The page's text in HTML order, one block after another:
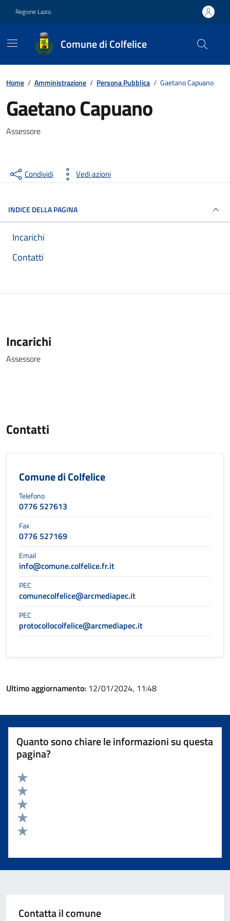
Regione Lazio
Comune di Colfelice
Contenuti in evidenza
Home / Amministrazione / Persona Pubblica / Gaetano Capuano
Gaetano Capuano
Assessore
Condividi Vedi azioni
INDICE DELLA PAGINA
Incarichi
Contatti
Incarichi
Assessore
Contatti
Comune di Colfelice
Telefono
0776 527613
Fax
0776 527169
Email
info@comune.colfelice.fr.it
PEC
comunecolfelice@arcmediapec.it
PEC
protocollocolfelice@arcmediapec.it
Ultimo aggiornamento: 12/01/2024, 11:48
Quanto sono chiare le informazioni su questa
pagina?
Valuta 5 stelle su 5
Valuta 4 stelle su 5
Valuta 3 stelle su 5
Valuta 2 stelle su 5
Contatta il comune